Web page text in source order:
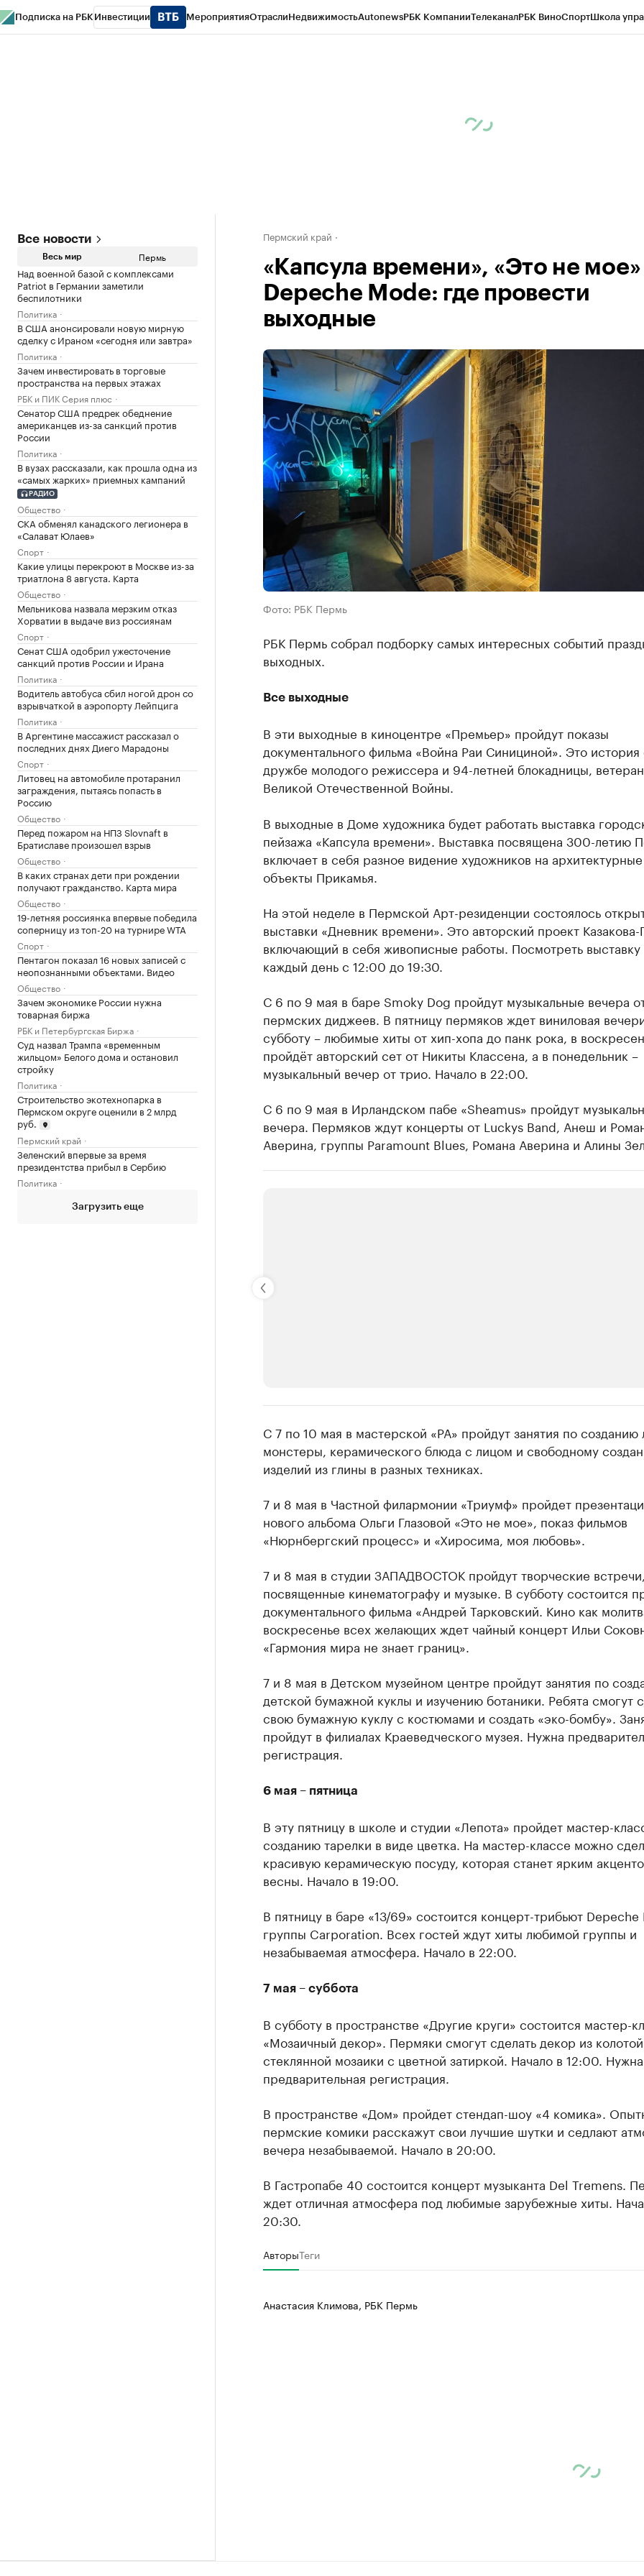
Подписка на РБК Инвестиции МероприятияОтраслиНедвижимостьAutonewsРБК КомпанииТелеканалРБК ВиноСпортШкола
Все новости
Весь мир Пермь
Над военной базой с комплексами
Patriot в Германии заметили
беспилотники
Политика
В США анонсировали новую мирную
сделку с Ираном «сегодня или завтра»
Политика
Зачем инвестировать в торговые
пространства на первых этажах
РБК и ПИК Серия плюс
Сенатор США предрек обеднение
американцев из-за санкций против
России
Политика
В вузах рассказали, как прошла одна из
«самых жарких» приемных кампаний
РАДИО
Общество
СКА обменял канадского легионера в
«Салават Юлаев»
Спорт
Какие улицы перекроют в Москве из-за
триатлона 8 августа. Карта
Общество
Мельникова назвала мерзким отказ
Хорватии в выдаче виз россиянам
Спорт
Сенат США одобрил ужесточение
санкций против России и Ирана
Политика
Водитель автобуса сбил ногой дрон со
взрывчаткой в аэропорту Лейпцига
Политика
В Аргентине массажист рассказал о
последних днях Диего Марадоны
Спорт
Литовец на автомобиле протаранил
заграждения, пытаясь попасть в
Россию
Общество
Перед пожаром на НПЗ Slovnaft в
Братиславе произошел взрыв
Общество
В каких странах дети при рождении
получают гражданство. Карта мира
Общество
19-летняя россиянка впервые победила
соперницу из топ-20 на турнире WTA
Спорт
Пентагон показал 16 новых записей с
неопознанными объектами. Видео
Общество
Зачем экономике России нужна
товарная биржа
РБК и Петербургская Биржа
Суд назвал Трампа «временным
жильцом» Белого дома и остановил
стройку
Политика
Строительство экотехнопарка в
Пермском округе оценили в 2 млрд
руб.
Пермский край
Зеленский впервые за время
президентства прибыл в Сербию
Политика
Загрузить еще
Пермский край
«Капсула времени», «Это не мое»
Depeche Mode: где провести
выходные
Фото: РБК Пермь
РБК Пермь собрал подборку самых интересных событий
выходных.
Все выходные
В эти выходные в киноцентре «Премьер» пройдут показы
документального фильма «Война Раи Синициной». Это история
дружбе молодого режиссера и 94-летней блокадницы,
Великой Отечественной Войны.
В выходные в Доме художника будет работать выставка
пейзажа «Капсула времени». Выставка посвящена 300-летию
включает в себя разное видение художников на архитектурные
объекты Прикамья.
На этой неделе в Пермской Арт-резиденции состоялось
выставки «Дневник времени». Это авторский проект Казакова-
включающий в себя живописные работы. Посмотреть
каждый день с 12:00 до 19:30.
С 6 по 9 мая в баре Smoky Dog пройдут музыкальные вечера
пермских диджеев. В пятницу пермяков ждет виниловая
субботу – любимые хиты от хип-хопа до панк рока, в
пройдёт авторский сет от Никиты Классена, а в понедельник –
музыкальный вечер от трио. Начало в 22:00.
С 6 по 9 мая в Ирландском пабе «Sheamus» пройдут
вечера. Пермяков ждут концерты от Luckys Band, Анеш и
Аверина, группы Paramount Blues, Романа Аверина и Алины
Крупнейшие производители и продавцы медийной
Ознакомьтесь с информацией в каталоге
С 7 по 10 мая в мастерской «РА» пройдут занятия по созданию
монстеры, керамического блюда с лицом и свободному
изделий из глины в разных техниках.
7 и 8 мая в Частной филармонии «Триумф» пройдет
нового альбома Ольги Глазовой «Это не мое», показ фильмов
«Нюрнбергский процесс» и «Хиросима, моя любовь».
7 и 8 мая в студии ЗАПАДВОСТОК пройдут творческие встречи,
посвященные кинематографу и музыке. В субботу состоится
документального фильма «Андрей Тарковский. Кино как
воскресенье всех желающих ждет чайный концерт Ильи
«Гармония мира не знает границ».
7 и 8 мая в Детском музейном центре пройдут занятия по
детской бумажной куклы и изучению ботаники. Ребята смогут
свою бумажную куклу с костюмами и создать «эко-бомбу».
пройдут в филиалах Краеведческого музея. Нужна
регистрация.
6 мая – пятница
В эту пятницу в школе и студии «Лепота» пройдет мастер-
созданию тарелки в виде цветка. На мастер-классе можно
красивую керамическую посуду, которая станет ярким
весны. Начало в 19:00.
В пятницу в баре «13/69» состоится концерт-трибьют Depeche
группы Carporation. Всех гостей ждут хиты любимой группы и
незабываемая атмосфера. Начало в 22:00.
7 мая – суббота
В субботу в пространстве «Другие круги» состоится мастер-
«Мозаичный декор». Пермяки смогут сделать декор из колотой
стеклянной мозаики с цветной затиркой. Начало в 12:00. Нужна
предварительная регистрация.
В пространстве «Дом» пройдет стендап-шоу «4 комика».
пермские комики расскажут свои лучшие шутки и седлают
вечера незабываемой. Начало в 20:00.
В Гастропабе 40 состоится концерт музыканта Del Tremens.
ждет отличная атмосфера под любимые зарубежные хиты.
20:30.
АвторыТеги
Анастасия Климова, РБК Пермь